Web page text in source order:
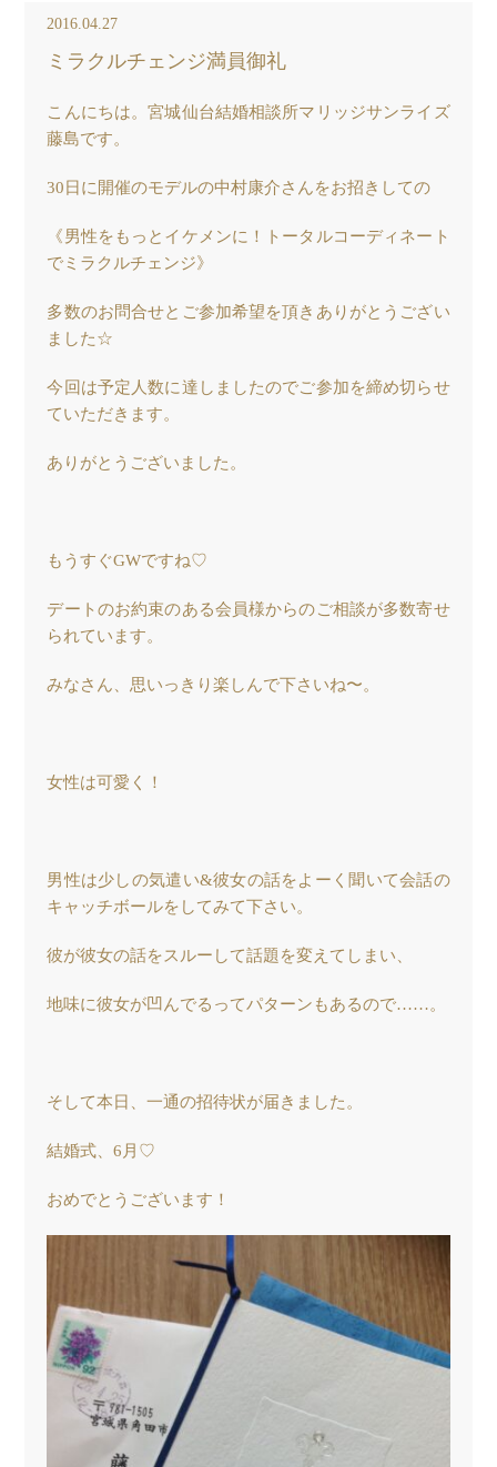
2016.04.27
ミラクルチェンジ満員御礼
こんにちは。宮城仙台結婚相談所マリッジサンライズ
藤島です。
30日に開催のモデルの中村康介さんをお招きしての
《男性をもっとイケメンに！トータルコーディネート
でミラクルチェンジ》
多数のお問合せとご参加希望を頂きありがとうござい
ました☆
今回は予定人数に達しましたのでご参加を締め切らせ
ていただきます。
ありがとうございました。
もうすぐGWですね♡
デートのお約束のある会員様からのご相談が多数寄せ
られています。
みなさん、思いっきり楽しんで下さいね〜。
女性は可愛く！
男性は少しの気遣い&彼女の話をよーく聞いて会話の
キャッチボールをしてみて下さい。
彼が彼女の話をスルーして話題を変えてしまい、
地味に彼女が凹んでるってパターンもあるので……。
そして本日、一通の招待状が届きました。
結婚式、6月♡
おめでとうございます！